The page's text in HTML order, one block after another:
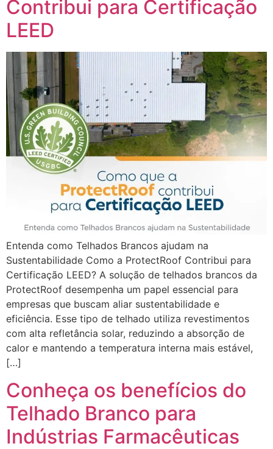
Contribui para Certificação
LEED
Entenda como Telhados Brancos ajudam na
Sustentabilidade Como a ProtectRoof Contribui para
Certificação LEED? A solução de telhados brancos da
ProtectRoof desempenha um papel essencial para
empresas que buscam aliar sustentabilidade e
eficiência. Esse tipo de telhado utiliza revestimentos
com alta refletância solar, reduzindo a absorção de
calor e mantendo a temperatura interna mais estável,
[…]
Conheça os benefícios do
Telhado Branco para
Indústrias Farmacêuticas